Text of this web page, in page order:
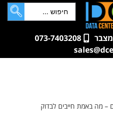
073-7403208
מה באמת חייבים לבדוק